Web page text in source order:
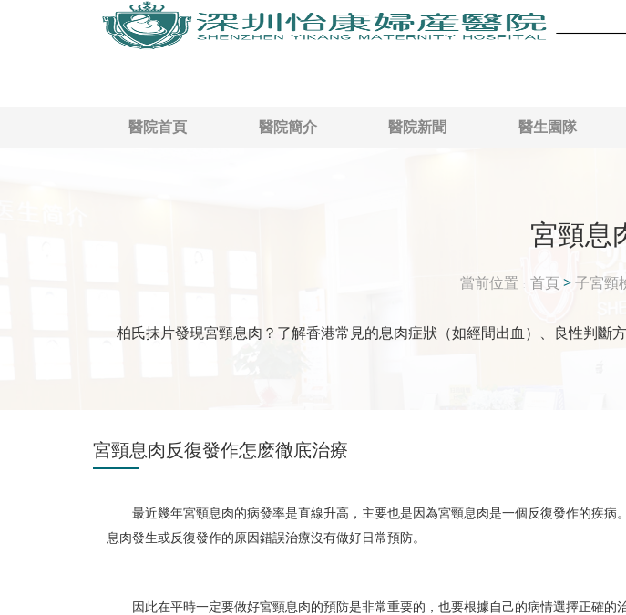
醫院首頁 醫院簡介 醫院新聞 醫生園隊
宮頸息
當前位置 首頁>子宮頸
柏氏抹片發現宮頸息肉？了解香港常見的息肉症狀（如經間出血）、良性判斷
宮頸息肉反復發作怎麽徹底治療
最近幾年宮頸息肉的病發率是直線升高，主要也是因為宮頸息肉是一個反復發作的疾病。
息肉發生或反復發作的原因錯誤治療沒有做好日常預防。
因此在平時一定要做好宮頸息肉的預防是非常重要的，也要根據自己的病情選擇正確的